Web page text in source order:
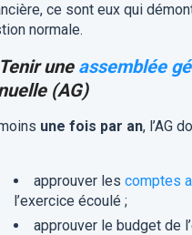
ce sont eux qui
normale.
une assemblée
(AG)
une fois par an, l’AG
approuver les comptes
l’exercice écoulé ;
approuver le budget de